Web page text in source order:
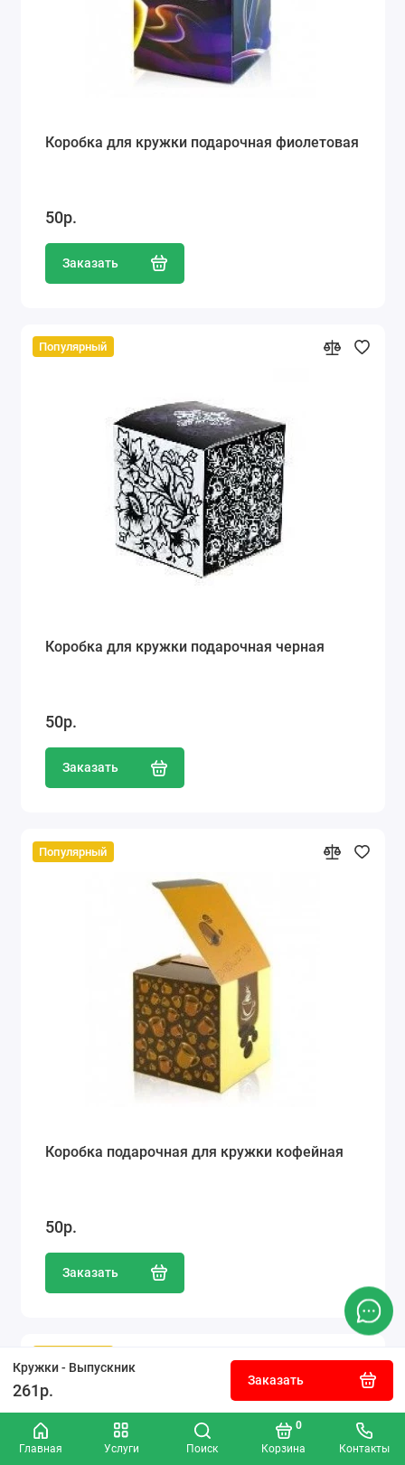
Главная Услуги Поиск Корзина
0
Контакты
Кружки - Выпускник
261р.
Заказать
Коробка для кружки подарочная фиолетовая
50р.
Заказать
Популярный
Коробка для кружки подарочная черная
50р.
Заказать
Популярный
Коробка подарочная для кружки кофейная
50р.
Заказать